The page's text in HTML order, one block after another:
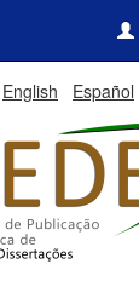
English Español